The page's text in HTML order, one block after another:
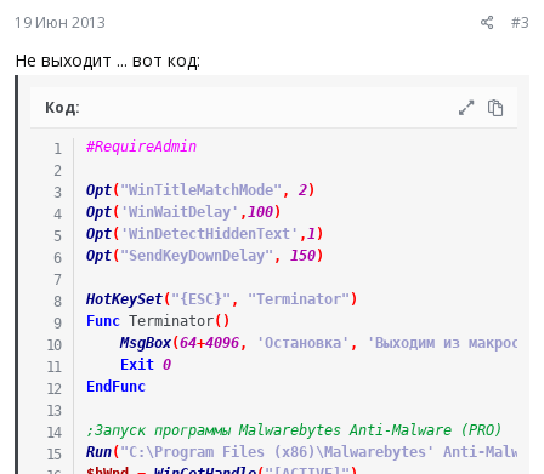
19 Июн 2013 #3
Не выходит ... вот код:
Код:
#RequireAdmin
Opt( "WinTitleMatchMode" , 2)
Opt( 'WinWaitDelay' ,100)
Opt( 'WinDetectHiddenText' ,1 )
Opt( "SendKeyDownDelay" , 150)
HotKeySet( "{ESC}" , "Terminator" )
Func Terminator( )
MsgBox(64+4096, 'Остановка' , 'Выходим из макроса'
Exit 0
EndFunc
;Запуск программы Malwarebytes Anti-Malware (PRO)
Run( "C:\Program Files (x86)\Malwarebytes' Anti-